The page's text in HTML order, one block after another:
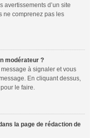
avertissements d’un site
ne comprenez pas les
modérateur ?
à signaler et vous
En cliquant dessus,
le faire.
la page de rédaction de